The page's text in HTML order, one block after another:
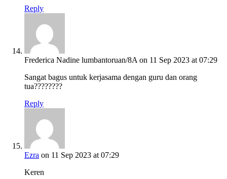
Reply
Frederica Nadine lumbantoruan/8A on 11 Sep 2023 at 07:29
Sangat bagus untuk kerjasama dengan guru dan orang
tua????????
Reply
Ezra on 11 Sep 2023 at 07:29
Keren